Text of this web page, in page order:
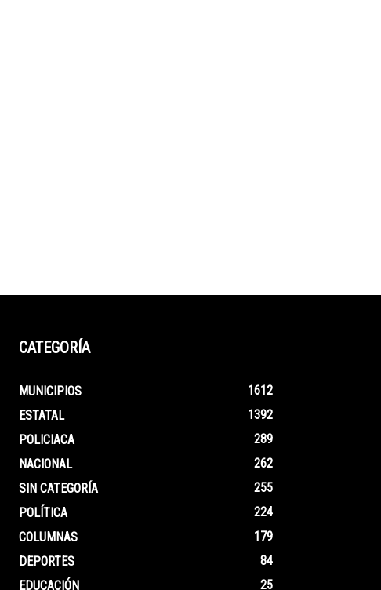
CATEGORÍA
MUNICIPIOS
1612
ESTATAL
1392
POLICIACA
289
NACIONAL
262
SIN CATEGORÍA
255
POLÍTICA
224
COLUMNAS
179
DEPORTES
84
EDUCACIÓN
25